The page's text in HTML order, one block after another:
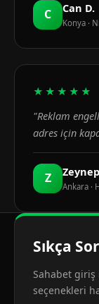
C Can D.
Konya ·
★★★★★
"Reklam
adres için
Z
Ankara ·
Sıkça
Sahabet giriş
seçenekleri